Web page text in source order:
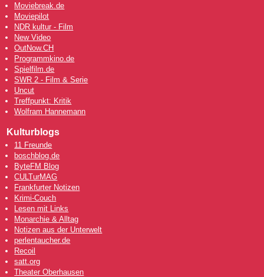
Moviebreak.de
Moviepilot
NDR kultur - Film
New Video
OutNow.CH
Programmkino.de
Spielfilm.de
SWR 2 - Film & Serie
Uncut
Treffpunkt: Kritik
Wolfram Hannemann
Kulturblogs
11 Freunde
boschblog.de
ByteFM Blog
CULTurMAG
Frankfurter Notizen
Krimi-Couch
Lesen mit Links
Monarchie & Alltag
Notizen aus der Unterwelt
perlentaucher.de
Recoil
satt.org
Theater Oberhausen